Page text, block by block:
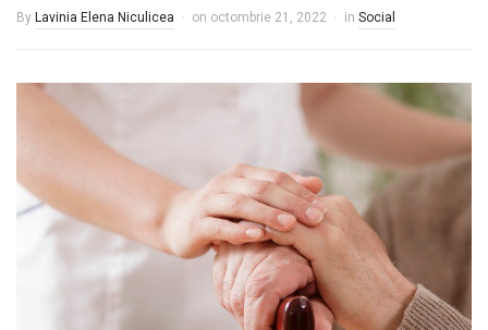
By Lavinia Elena Niculicea on octombrie 21, 2022 in Social